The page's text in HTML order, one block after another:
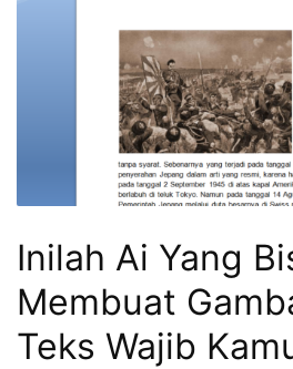
Inilah Ai Yang
Membuat
Teks Wajib